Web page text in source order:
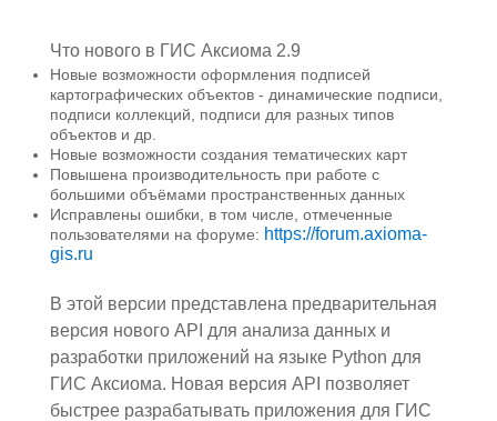
Что нового в ГИС Аксиома 2.9
Новые возможности оформления подписей
картографических объектов - динамические подписи,
подписи коллекций, подписи для разных типов
объектов и др.
Новые возможности создания тематических карт
Повышена производительность при работе с
большими объёмами пространственных данных
Исправлены ошибки, в том числе, отмеченные
пользователями на форуме: https://forum.axioma-
gis.ru
В этой версии представлена предварительная
версия нового API для анализа данных и
разработки приложений на языке Python для
ГИС Аксиома. Новая версия API позволяет
быстрее разрабатывать приложения для ГИС